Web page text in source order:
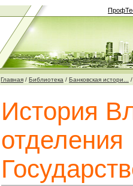
Главная / Библиотека / Банковская истори...
История
отделения